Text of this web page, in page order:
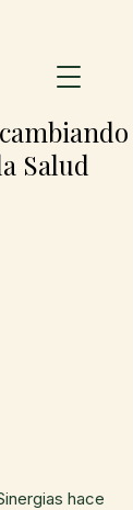
Salud
hace